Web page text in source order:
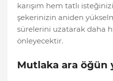
karışım hem tatlı
şekerinizin aniden
sürelerini uzatarak daha
önleyecektir.
Mutlaka ara öğün